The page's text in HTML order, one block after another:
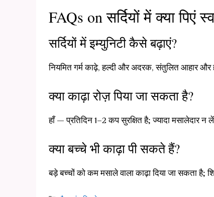
FAQs on सर्दियों में क्या पिएं
सर्दियों में इम्युनिटी कैसे बढ़ाएं?
नियमित गर्म काढ़े, हल्दी और अदरक, संतुलित आहार और
क्या काढ़ा रोज़ पिया जा सकता है?
हाँ — प्रतिदिन 1–2 कप सुरक्षित है; ज्यादा मसालेदार न
क्या बच्चे भी काढ़ा पी सकते हैं?
बड़े बच्चों को कम मसाले वाला काढ़ा दिया जा सकता